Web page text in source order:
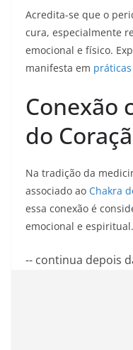
Acredita-se que o
cura, especialmente
emocional e físico.
manifesta em
Conexão
do
Na tradição da
associado ao Chakra
essa conexão é
emocional e espiritual.
-- continua depois